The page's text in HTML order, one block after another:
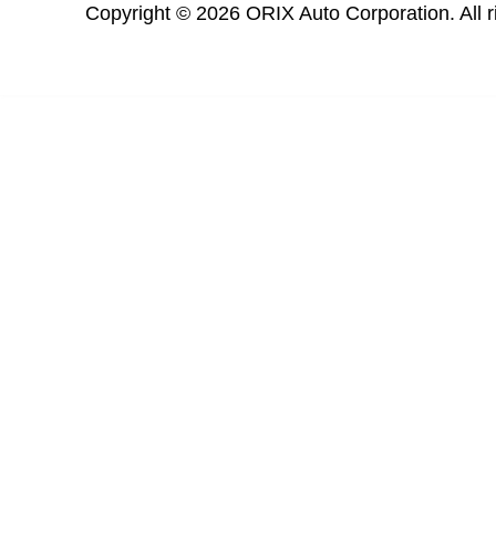
Copyright © 2026 ORIX Auto Corporation. All